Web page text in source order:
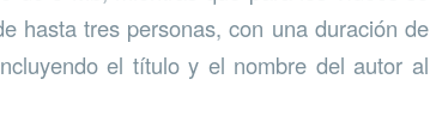
hasta tres personas, con una duración de
el título y el nombre del autor al